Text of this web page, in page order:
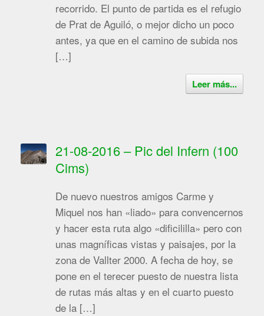
recorrido. El punto de partida es el refugio
de Prat de Aguiló, o mejor dicho un poco
antes, ya que en el camino de subida nos
[…]
Leer más...
21-08-2016 – Pic del Infern (100
Cims)
De nuevo nuestros amigos Carme y
Miquel nos han «liado» para convencernos
y hacer esta ruta algo «dificililla» pero con
unas magníficas vistas y paisajes, por la
zona de Vallter 2000. A fecha de hoy, se
pone en el terecer puesto de nuestra lista
de rutas más altas y en el cuarto puesto
de la […]